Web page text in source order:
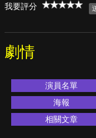
我要評分
劇情
演員名單
海報
相關文章